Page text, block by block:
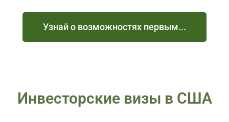
Узнай о возможностях первым...
Инвесторские визы в США